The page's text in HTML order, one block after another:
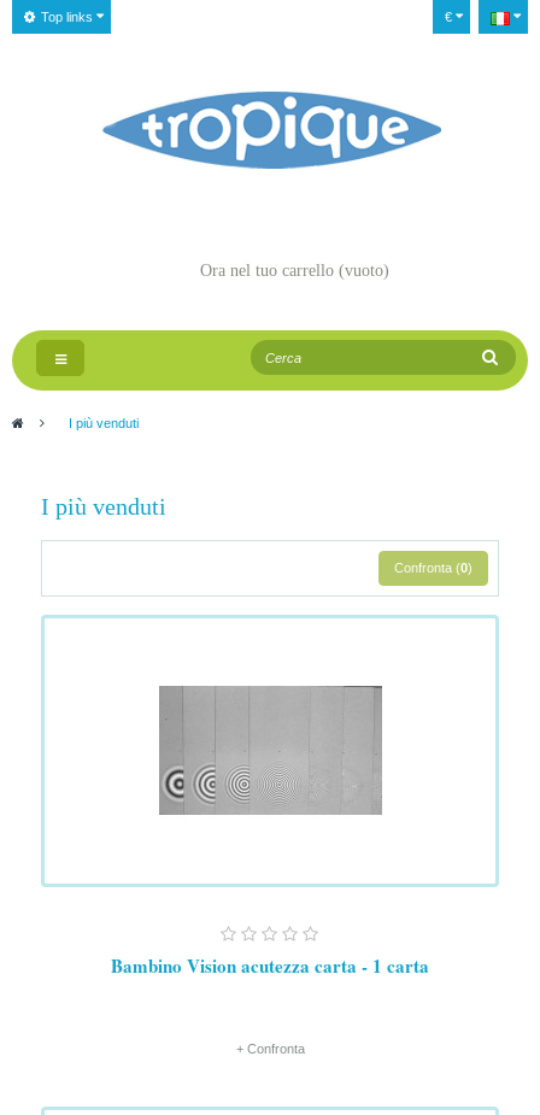
€
Top links
Ora nel tuo carrello (vuoto)
Navigazione
Toggle
> I più venduti
I più venduti
Confronta (0)
Bambino Vision acutezza carta - 1 carta
+ Confronta